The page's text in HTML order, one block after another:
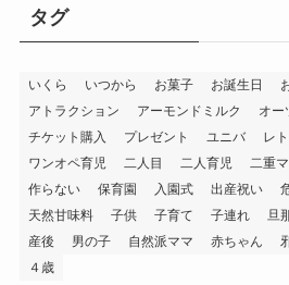
タグ
いくら いつから お菓子 お誕生日
アトラクション
アーモンドミルク オー
チケット購入
プレゼント ユニバ レ
ワンオペ育児
二人目 二人育児 二重
作らない
保育園 入園式 出産祝い
天然甘味料
子供 子育て 子連れ 旦
産後
男の子 自然派ママ 赤ちゃん
４歳